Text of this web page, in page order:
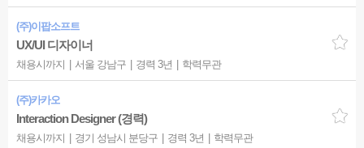
(주)이팝소프트
UX/UI 디자이너
채용시까지 서울 강남구 경력 3년 학력무관
(주)카카오
Interaction Designer (경력)
채용시까지 경기 성남시 분당구 경력 3년 학력무관